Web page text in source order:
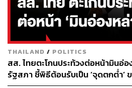
THAILAND / POLITICS
สส. ไทยตะโกนประท้วงต่อหน้ามินอ่อ
รัฐสภา ชี้พิธีต้อนรับเป็น ‘จุดตกต่ำ’